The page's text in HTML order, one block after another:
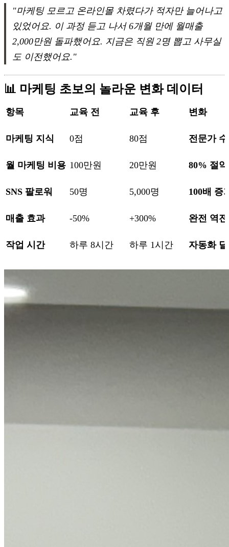
"마케팅 모르고 온라인몰 차렸다가 적자만 늘어나고
있었어요. 이 과정 듣고 나서 6개월 만에 월매출
2,000만원 돌파했어요. 지금은 직원 2명 뽑고 사무실
도 이전했어요."
📊 마케팅 초보의 놀라운 변화 데이터
항목 교육 전 교육 후 변화
마케팅 지식 0점 80점 전문가
월 마케팅 비용 100만원 20만원 80% 절약
SNS 팔로워 50명 5,000명 100배 증
매출 효과 -50% +300% 완전 역전
작업 시간 하루 8시간 하루 1시간 자동화